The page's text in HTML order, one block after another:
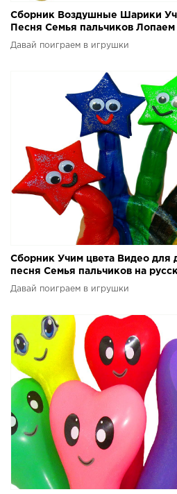
Сборник Воздушные Шарики
Песня Семья пальчиков
детей
Давай поиграем в игрушки
Сборник Учим цвета Видео для
песня Семья пальчиков на
краски
Давай поиграем в игрушки